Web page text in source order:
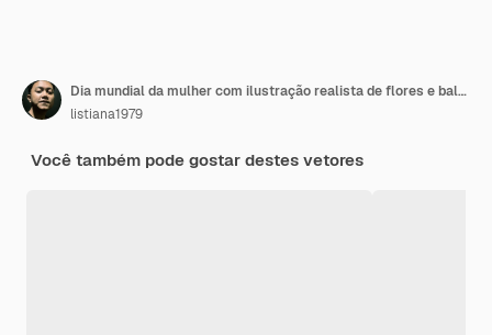
Dia mundial da mulher com ilustração realista de flores e balões de amor
listiana1979
Você também pode gostar destes vetores